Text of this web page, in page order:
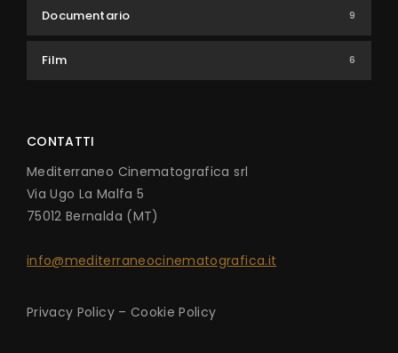
Documentario 9
Film 6
CONTATTI
Mediterraneo Cinematografica srl
Via Ugo La Malfa 5
75012 Bernalda (MT)
info@mediterraneocinematografica.it
Privacy Policy– Cookie Policy